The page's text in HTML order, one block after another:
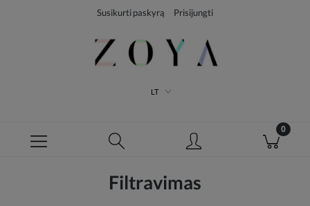
Susikurti paskyrą Prisijungti
LT
Filtravimas